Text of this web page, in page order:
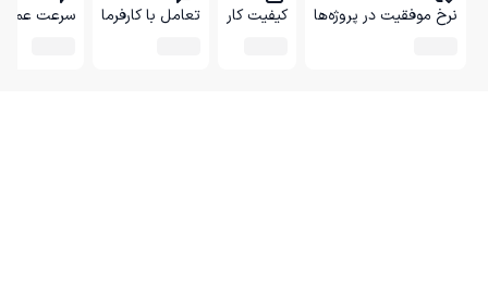
نرخ موفقیت در پروژه‌ها کیفیت کار تعامل با کارفرما سرعت عمل